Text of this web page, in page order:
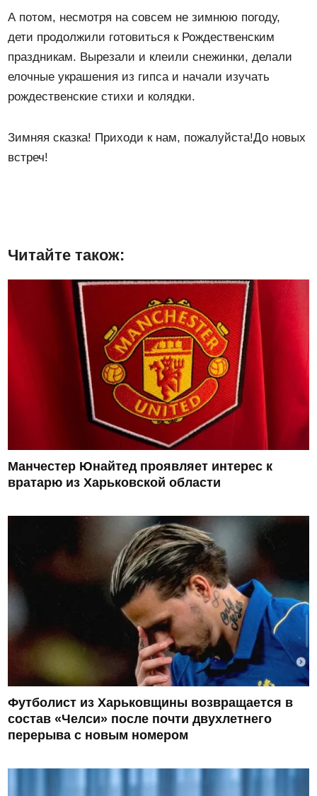
А потом, несмотря на совсем не зимнюю погоду,
дети продолжили готовиться к Рождественским
праздникам. Вырезали и клеили снежинки, делали
елочные украшения из гипса и начали изучать
рождественские стихи и колядки.
Зимняя сказка! Приходи к нам, пожалуйста!До новых
встреч!
Читайте також:
Манчестер Юнайтед проявляет интерес к
вратарю из Харьковской области
Футболист из Харьковщины возвращается в
состав «Челси» после почти двухлетнего
перерыва с новым номером